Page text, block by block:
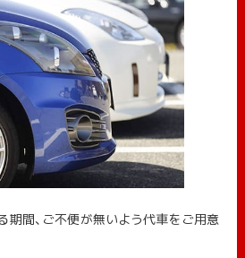
期間、ご不便が無いよう代車をご用意